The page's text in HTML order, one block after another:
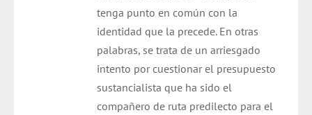
tenga punto en común con la
identidad que la precede. En otras
palabras, se trata de un arriesgado
intento por cuestionar el presupuesto
sustancialista que ha sido el
compañero de ruta predilecto para el